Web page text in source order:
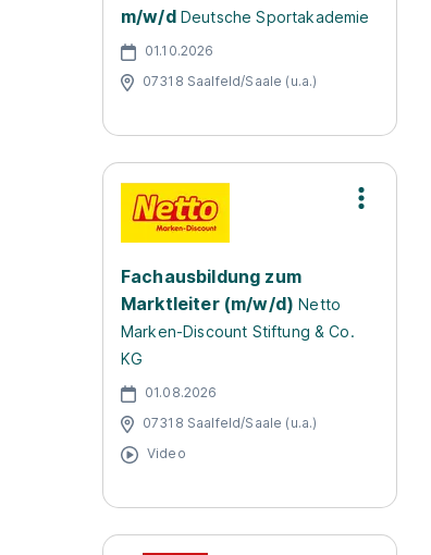
m/w/d Deutsche Sportakademie
01.10.2026
07318 Saalfeld/Saale (u.a.)
Fachausbildung zum
Marktleiter (m/w/d) Netto
Marken-Discount Stiftung & Co.
KG
01.08.2026
07318 Saalfeld/Saale (u.a.)
Video